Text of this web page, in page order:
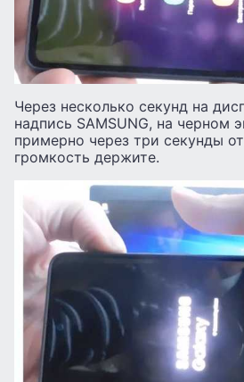
Через несколько секунд на
надпись SAMSUNG, на черном
примерно через три секунды
громкость держите.